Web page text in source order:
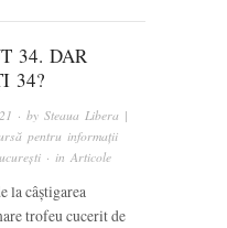
34. DAR
34?
· bySteaua Libera |
pentru informații
· inArticole
la câștigarea
trofeu cucerit de